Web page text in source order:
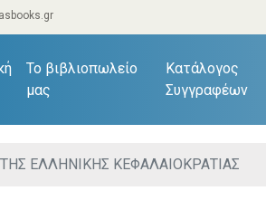
(current)
Το βιβλιοπωλείο
μας
Κατάλογος
Συγγραφέων
ΕΛΛΗΝΙΚΗΣ ΚΕΦΑΛΑΙΟΚΡΑΤΙΑΣ